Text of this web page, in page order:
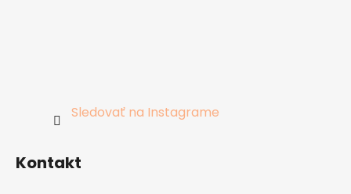
Sledovať na Instagrame
Kontakt